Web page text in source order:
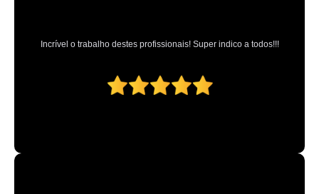
Incrível o trabalho destes profissionais! Super indico a todos!!!